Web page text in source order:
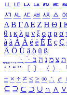
ㅥ ㅦ ㅧ ㅨ ㅩ ㅪ
ㅺ ㅻ ㅼ ㅽ ㅾ ㅿ
Α Β ΓΔ Ε Ζ Η Θ Ι
θ ι κ λ μ ν ξ ο π ρ σ
á à Á À é è É È ç Ç
Ä Ö Ü ä ö ü ß
ִֶֹ ֻּ ׁׂ ת צ מ נ ה ב
‘ ’ “ ” 〔 〕 〈 〉 「
± × ÷ ≠ ≤ ≥ ∞ ∴ ♂
⊆ ⊇ ⊂ ⊃ ∪ ∩ ∧ ∨